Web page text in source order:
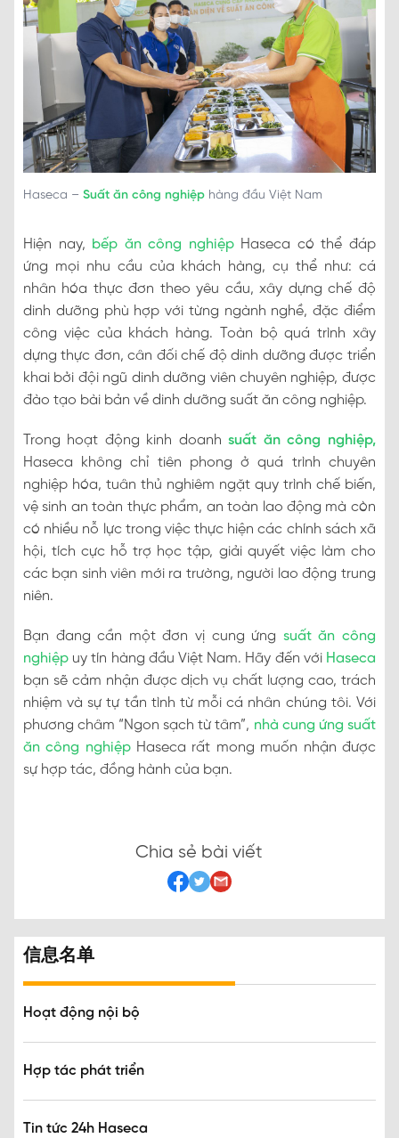
Haseca – Suất ăn công nghiệp hàng đầu Việt Nam
Hiện nay, bếp ăn công nghiệp Haseca có thể đáp
ứng mọi nhu cầu của khách hàng, cụ thể như: cá
nhân hóa thực đơn theo yêu cầu, xây dựng chế độ
dinh dưỡng phù hợp với từng ngành nghề, đặc điểm
công việc của khách hàng. Toàn bộ quá trình xây
dựng thực đơn, cân đối chế độ dinh dưỡng được triển
khai bởi đội ngũ dinh dưỡng viên chuyên nghiệp, được
đào tạo bài bản về dinh dưỡng suất ăn công nghiệp.
Trong hoạt động kinh doanh suất ăn công nghiệp,
Haseca không chỉ tiên phong ở quá trình chuyên
nghiệp hóa, tuân thủ nghiêm ngặt quy trình chế biến,
vệ sinh an toàn thực phẩm, an toàn lao động mà còn
có nhiều nỗ lực trong việc thực hiện các chính sách xã
hội, tích cực hỗ trợ học tập, giải quyết việc làm cho
các bạn sinh viên mới ra trường, người lao động trung
niên.
Bạn đang cần một đơn vị cung ứng suất ăn công
nghiệp uy tín hàng đầu Việt Nam. Hãy đến với Haseca
bạn sẽ cảm nhận được dịch vụ chất lượng cao, trách
nhiệm và sự tự tần tình từ mỗi cá nhân chúng tôi. Với
phương châm “Ngon sạch từ tâm”, nhà cung ứng suất
ăn công nghiệpHaseca rất mong muốn nhận được
sự hợp tác, đồng hành của bạn.
Chia sẻ bài viết
信息名单
Hoạt động nội bộ
Hợp tác phát triển
Tin tức 24h Haseca